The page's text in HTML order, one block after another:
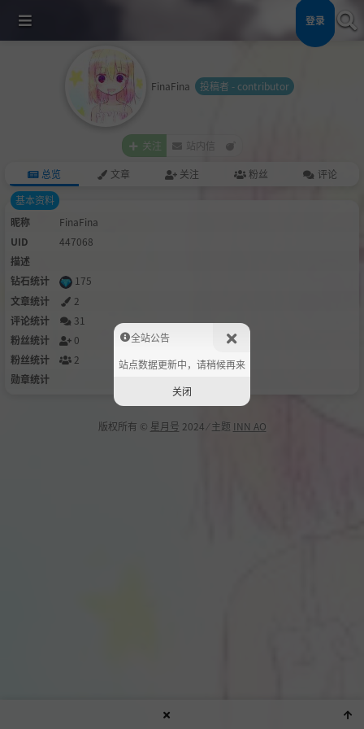
登录
FinaFina 投稿者 - contributor
关注 站内信
总览 文章 关注 粉丝
评论
基本资料
昵称
FinaFina
UID
447068
描述
钻石统计
175
文章统计
2
评论统计
31
粉丝统计
0
粉丝统计
2
勋章统计
版权所有 © 星月号 2024 ⁄ 主题 INN AO
全站公告
站点数据更新中，请稍候再来
关闭